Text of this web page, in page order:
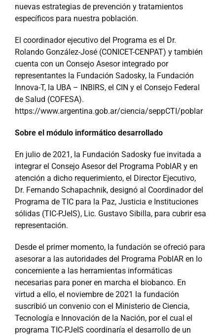
nuevas estrategias de prevención y tratamientos
específicos para nuestra población.
El coordinador ejecutivo del Programa es el Dr.
Rolando González-José (CONICET-CENPAT) y también
cuenta con un Consejo Asesor integrado por
representantes la Fundación Sadosky, la Fundación
Innova-T, la UBA – INBIRS, el CIN y el Consejo Federal
de Salud (COFESA).
https://www.argentina.gob.ar/ciencia/seppCTI/poblar
Sobre el módulo informático desarrollado
En julio de 2021, la Fundación Sadosky fue invitada a
integrar el Consejo Asesor del Programa PoblAR y en
atención a dicho requerimiento, el Director Ejecutivo,
Dr. Fernando Schapachnik, designó al Coordinador del
Programa de TIC para la Paz, Justicia e Instituciones
sólidas (TIC-PJeIS), Lic. Gustavo Sibilla, para cubrir esa
representación.
Desde el primer momento, la fundación se ofreció para
asesorar a las autoridades del Programa PoblAR en lo
concerniente a las herramientas informáticas
necesarias para poner en marcha el biobanco. En
virtud a ello, el noviembre de 2021 la fundación
suscribió un convenio con el Ministerio de Ciencia,
Tecnología e Innovación de la Nación, por el cual el
programa TIC-PJeIS coordinaría el desarrollo de un